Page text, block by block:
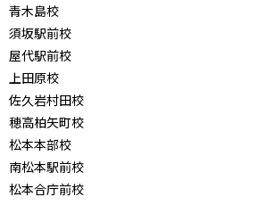
青木島校
須坂駅前校
屋代駅前校
上田原校
佐久岩村田校
穂高柏矢町校
松本本部校
南松本駅前校
松本合庁前校